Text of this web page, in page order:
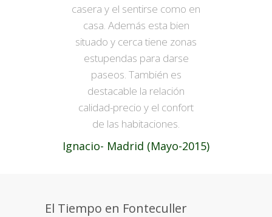
casera y el sentirse como en
casa. Además esta bien
situado y cerca tiene zonas
estupendas para darse
paseos. También es
destacable la relación
calidad-precio y el confort
de las habitaciones.
Ignacio- Madrid (Mayo-2015)
El Tiempo en Fonteculler